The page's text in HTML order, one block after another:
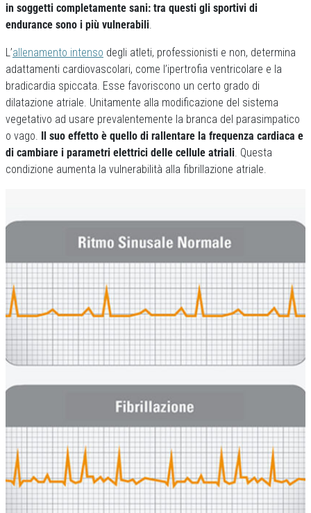
in soggetti completamente sani: tra questi gli sportivi di
endurance sono i più vulnerabili.
L’allenamento intenso degli atleti, professionisti e non, determina
adattamenti cardiovascolari, come l’ipertrofia ventricolare e la
bradicardia spiccata. Esse favoriscono un certo grado di
dilatazione atriale. Unitamente alla modificazione del sistema
vegetativo ad usare prevalentemente la branca del parasimpatico
o vago. Il suo effetto è quello di rallentare la frequenza cardiaca e
di cambiare i parametri elettrici delle cellule atriali. Questa
condizione aumenta la vulnerabilità alla fibrillazione atriale.